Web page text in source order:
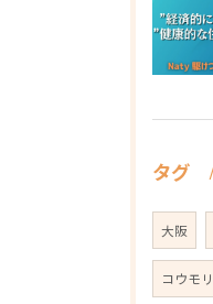
タグ
大阪
コウモリ